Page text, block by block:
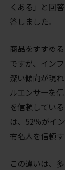
くある」と回
答しました。
商品をすすめ
ですが、イン
深い傾向が現
ルエンサーを
を信頼してい
は、52％がイ
有名人を信頼
この違いは、